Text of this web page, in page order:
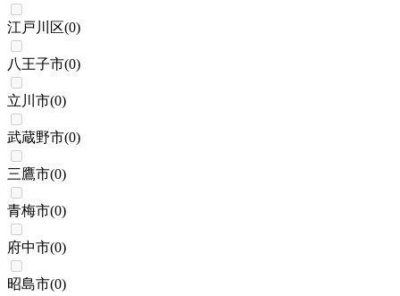
江戸川区(0)
八王子市(0)
立川市(0)
武蔵野市(0)
三鷹市(0)
青梅市(0)
府中市(0)
昭島市(0)